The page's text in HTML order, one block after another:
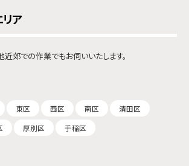
ア
郊での作業でもお伺いいたします。
東区 西区 南区
清田区
厚別区 手稲区